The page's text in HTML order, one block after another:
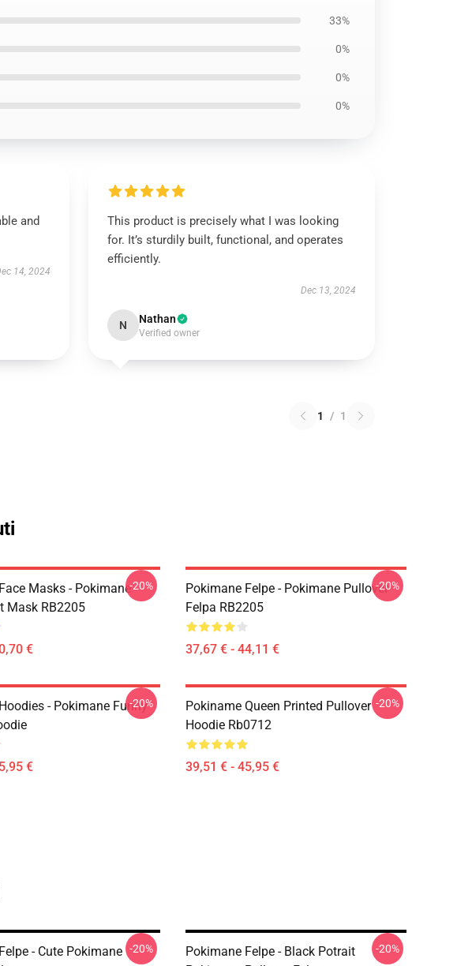
33%
0%
0%
0%
and
14, 2024
This product is precisely what I was looking
for. It’s sturdily built, functional, and operates
efficiently.
Dec 13, 2024
N Nathan
Verified owner
1 / 1
Masks - Pokimane
Mask RB2205
€
-20%
Pokimane Felpe - Pokimane Pullover
Felpa RB2205
37,67 € - 44,11 €
-20%
- Pokimane Funny
€
-20%
Pokiname Queen Printed Pullover
Hoodie Rb0712
39,51 € - 45,95 €
-20%
- Cute Pokimane -20%
Pokimane Felpe - Black Potrait
-20%